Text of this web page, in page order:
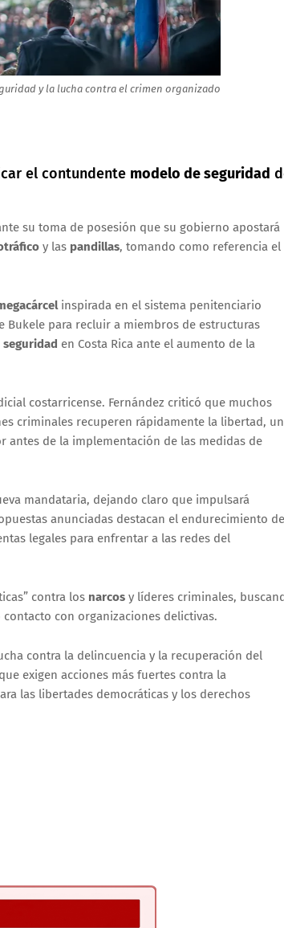
y la lucha contra el crimen organizado
el contundente modelo de seguridad
su toma de posesión que su gobierno apostará
y las pandillas, tomando como referencia el
inspirada en el sistema penitenciario
Bukele para recluir a miembros de estructuras
seguridad en Costa Rica ante el aumento de la
costarricense. Fernández criticó que muchos
criminales recuperen rápidamente la libertad,
de la implementación de las medidas de
mandataria, dejando claro que impulsará
anunciadas destacan el endurecimiento de
legales para enfrentar a las redes del
contra los narcos y líderes criminales,
con organizaciones delictivas.
contra la delincuencia y la recuperación del
exigen acciones más fuertes contra la
las libertades democráticas y los derechos